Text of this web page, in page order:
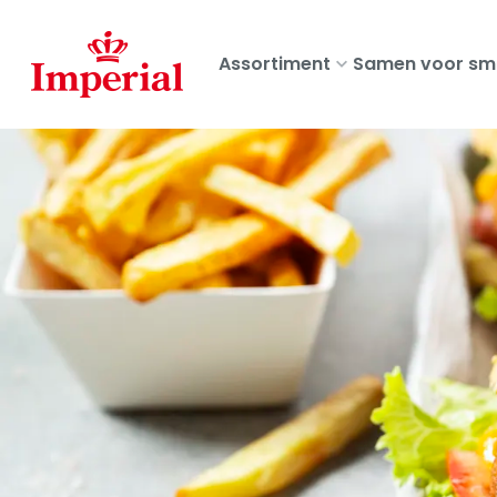
main
content
Assortiment Samen voor